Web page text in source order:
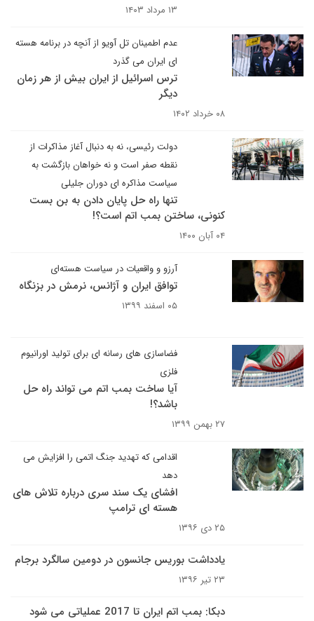
۱۳ مرداد ۱۴۰۳
عدم اطمینان تل آویو از آنچه در برنامه هسته
ای ایران می گذرد
ترس اسرائیل از ایران بیش از هر زمان
دیگر
۰۸ خرداد ۱۴۰۲
دولت رئیسی، نه به دنبال آغاز مذاکرات از
نقطه صفر است و نه خواهان بازگشت به
سیاست مذاکره ای دوران جلیلی
تنها راه حل پایان دادن به بن بست
کنونی، ساختن بمب اتم است؟!
۰۴ آبان ۱۴۰۰
آرزو و واقعیات در سیاست هسته‌ای
توافق ایران و آژانس، نرمش در بزنگاه
۰۵ اسفند ۱۳۹۹
فضاسازی های رسانه ای برای تولید اورانیوم
فلزی
آیا ساخت بمب اتم می تواند راه حل
باشد؟!
۲۷ بهمن ۱۳۹۹
اقدامی که تهدید جنگ اتمی را افزایش می
دهد
افشای یک سند سری درباره تلاش های
هسته ای ترامپ
۲۵ دی ۱۳۹۶
یادداشت بوریس جانسون در دومین سالگرد برجام
۲۳ تیر ۱۳۹۶
دبکا: بمب اتم ایران تا 2017 عملیاتی می شود